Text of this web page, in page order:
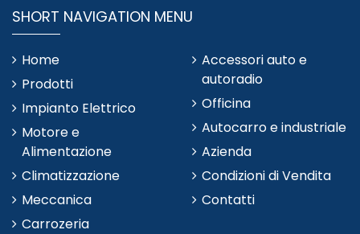
SHORT NAVIGATION MENU
Home
Prodotti
Impianto Elettrico
Motore e
Alimentazione
Climatizzazione
Meccanica
Carrozeria
Accessori auto e
autoradio
Officina
Autocarro e industriale
Azienda
Condizioni di Vendita
Contatti